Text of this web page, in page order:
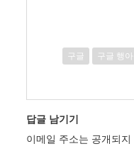
구글 구글 행
답글 남기기
이메일 주소는 공개되지